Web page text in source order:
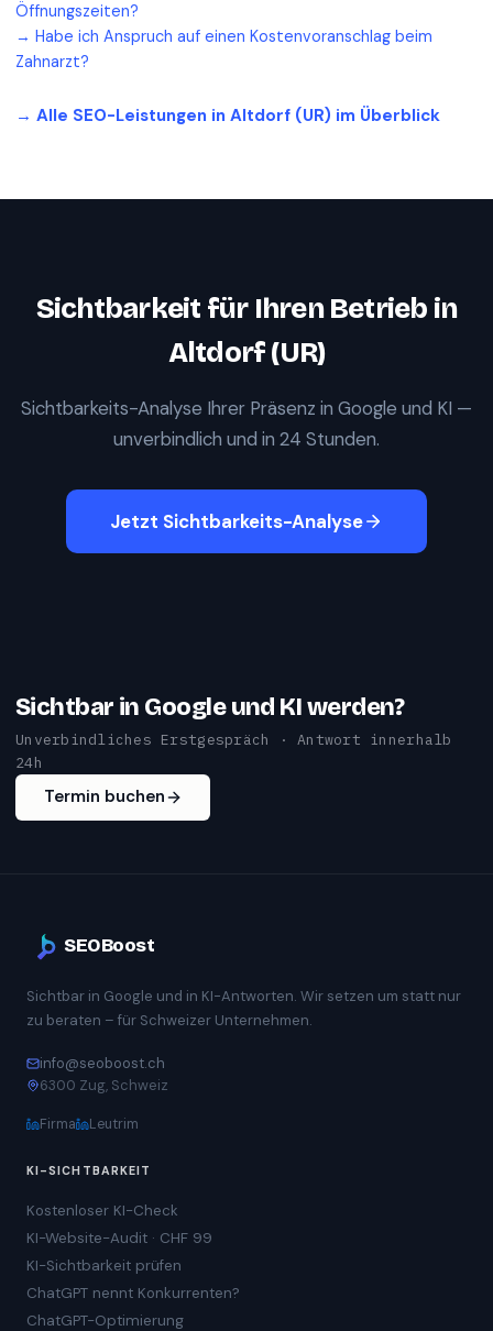
Öffnungszeiten?
→ Habe ich Anspruch auf einen Kostenvoranschlag beim
Zahnarzt?
→ Alle SEO-Leistungen in Altdorf (UR) im Überblick
Sichtbarkeit für Ihren Betrieb in
Altdorf (UR)
Sichtbarkeits-Analyse Ihrer Präsenz in Google und KI —
unverbindlich und in 24 Stunden.
Jetzt Sichtbarkeits-Analyse
Sichtbar in Google und KI werden?
Unverbindliches Erstgespräch · Antwort innerhalb
24h
Termin buchen
SEOBoost
Sichtbar in Google und in KI-Antworten. Wir setzen um statt nur
zu beraten – für Schweizer Unternehmen.
info@seoboost.ch
6300 Zug, Schweiz
Firma Leutrim
KI-SICHTBARKEIT
Kostenloser KI-Check
KI-Website-Audit · CHF 99
KI-Sichtbarkeit prüfen
ChatGPT nennt Konkurrenten?
ChatGPT-Optimierung